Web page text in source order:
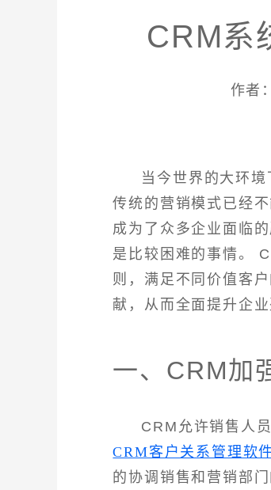
CRM系
作者
当今世界的大环
传统的营销模式已经
成为了众多企业面临
是比较困难的事情。
则，满足不同价值客
献，从而全面提升企业
一、CRM加
CRM允许销售人
CRM客户关系管理软
的协调销售和营销部